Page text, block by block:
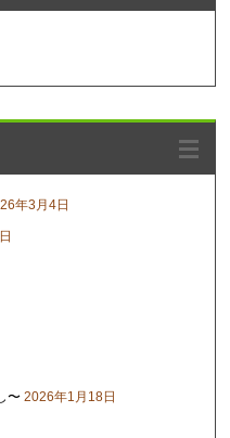
年3月4日
〜 2026年1月18日